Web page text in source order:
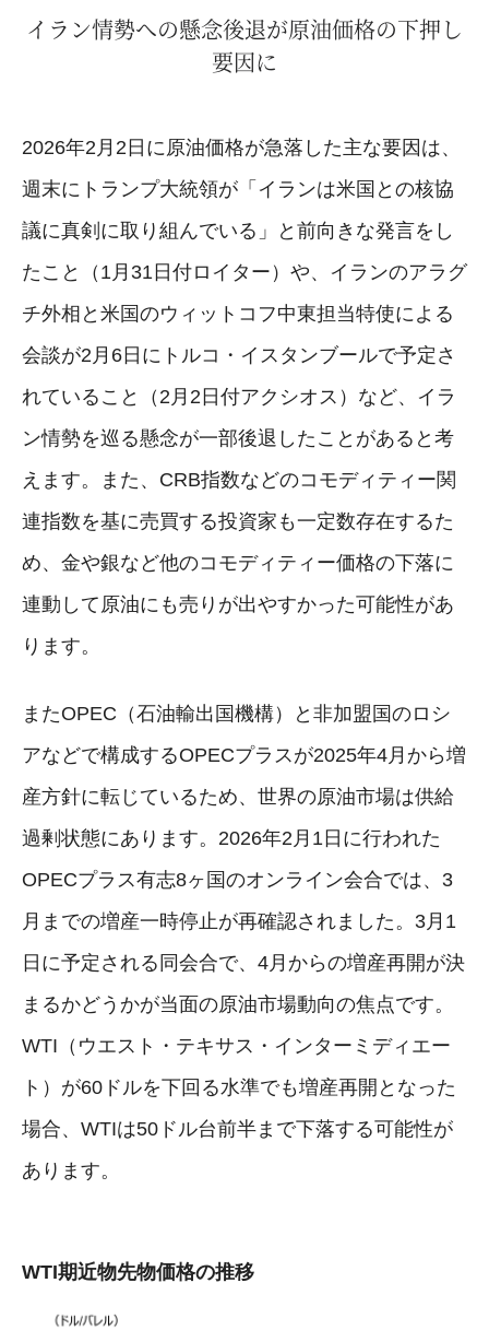
イラン情勢への懸念後退が原油価格の下押し
要因に
2026年2月2日に原油価格が急落した主な要因は、
週末にトランプ大統領が「イランは米国との核協
議に真剣に取り組んでいる」と前向きな発言をし
たこと（1月31日付ロイター）や、イランのアラグ
チ外相と米国のウィットコフ中東担当特使による
会談が2月6日にトルコ・イスタンブールで予定さ
れていること（2月2日付アクシオス）など、イラ
ン情勢を巡る懸念が一部後退したことがあると考
えます。また、CRB指数などのコモディティー関
連指数を基に売買する投資家も一定数存在するた
め、金や銀など他のコモディティー価格の下落に
連動して原油にも売りが出やすかった可能性があ
ります。
またOPEC（石油輸出国機構）と非加盟国のロシ
アなどで構成するOPECプラスが2025年4月から増
産方針に転じているため、世界の原油市場は供給
過剰状態にあります。2026年2月1日に行われた
OPECプラス有志8ヶ国のオンライン会合では、3
月までの増産一時停止が再確認されました。3月1
日に予定される同会合で、4月からの増産再開が決
まるかどうかが当面の原油市場動向の焦点です。
WTI（ウエスト・テキサス・インターミディエー
ト）が60ドルを下回る水準でも増産再開となった
場合、WTIは50ドル台前半まで下落する可能性が
あります。
WTI期近物先物価格の推移